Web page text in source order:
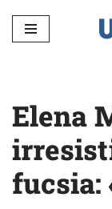
Vai
Elena
fucsia: